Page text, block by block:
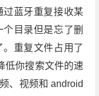
过蓝牙重复接收某
目录但是忘了删
重复文件占用了
低你搜索文件的速
、视频和 android